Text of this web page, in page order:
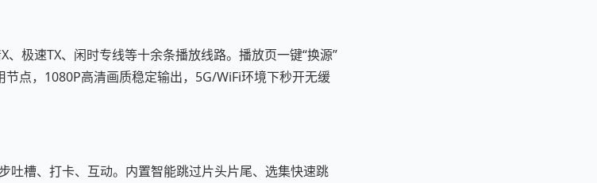
极速TX、闲时专线等十余条播放线路。播放页一键“换源”
点，1080P高清画质稳定输出，5G/WiFi环境下秒开无缓
吐槽、打卡、互动。内置智能跳过片头片尾、选集快速跳